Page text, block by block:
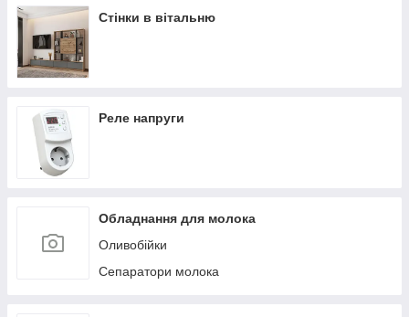
Стінки в вітальню
Реле напруги
Обладнання для молока
Оливобійки
Сепаратори молока